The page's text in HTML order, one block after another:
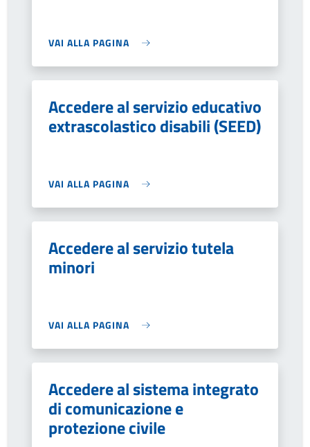
VAI ALLA PAGINA
Accedere al servizio educativo
extrascolastico disabili (SEED)
VAI ALLA PAGINA
Accedere al servizio tutela
minori
VAI ALLA PAGINA
Accedere al sistema integrato
di comunicazione e
protezione civile